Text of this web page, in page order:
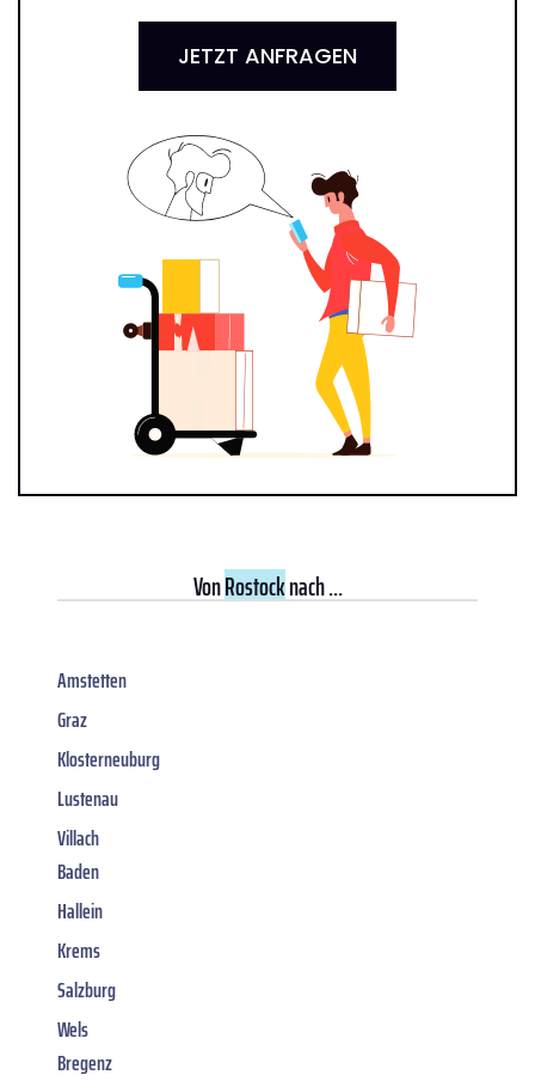
JETZT ANFRAGEN
VonRostocknach ...
Amstetten
Graz
Klosterneuburg
Lustenau
Villach
Baden
Hallein
Krems
Salzburg
Wels
Bregenz